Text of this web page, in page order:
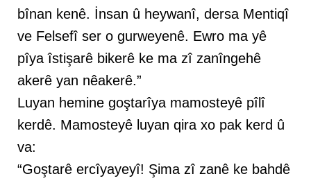
bînan kenê. İnsan û heywanî, dersa Mentiqî
ve Felsefî ser o gurweyenê. Ewro ma yê
pîya îstişarê bikerê ke ma zî zanîngehê
akerê yan nêakerê.”
Luyan hemine goştarîya mamosteyê pîlî
kerdê. Mamosteyê luyan qira xo pak kerd û
va:
“Goştarê ercîyayeyî! Şima zî zanê ke bahdê